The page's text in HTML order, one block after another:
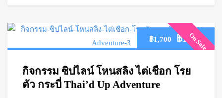
On Sale
฿1,700 Original
฿1,200
กิจกรรม ซิปไลน์ โหนสลิง ไต่เชือก โรย
ตัว กระบี่ Thai’d Up Adventure